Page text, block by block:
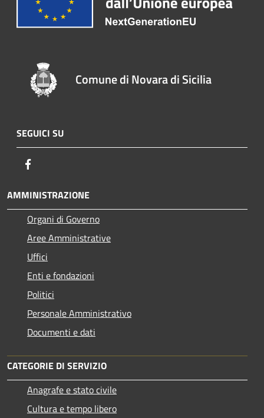
Comune di Novara di Sicilia
SEGUICI SU
AMMINISTRAZIONE
Organi di Governo
Aree Amministrative
Uffici
Enti e fondazioni
Politici
Personale Amministrativo
Documenti e dati
CATEGORIE DI SERVIZIO
Anagrafe e stato civile
Cultura e tempo libero